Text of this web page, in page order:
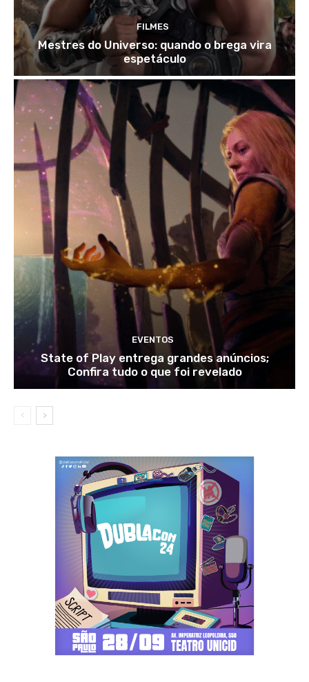
FILMES
Mestres do Universo: quando o brega vira
espetáculo
EVENTOS
State of Play entrega grandes anúncios;
Confira tudo o que foi revelado